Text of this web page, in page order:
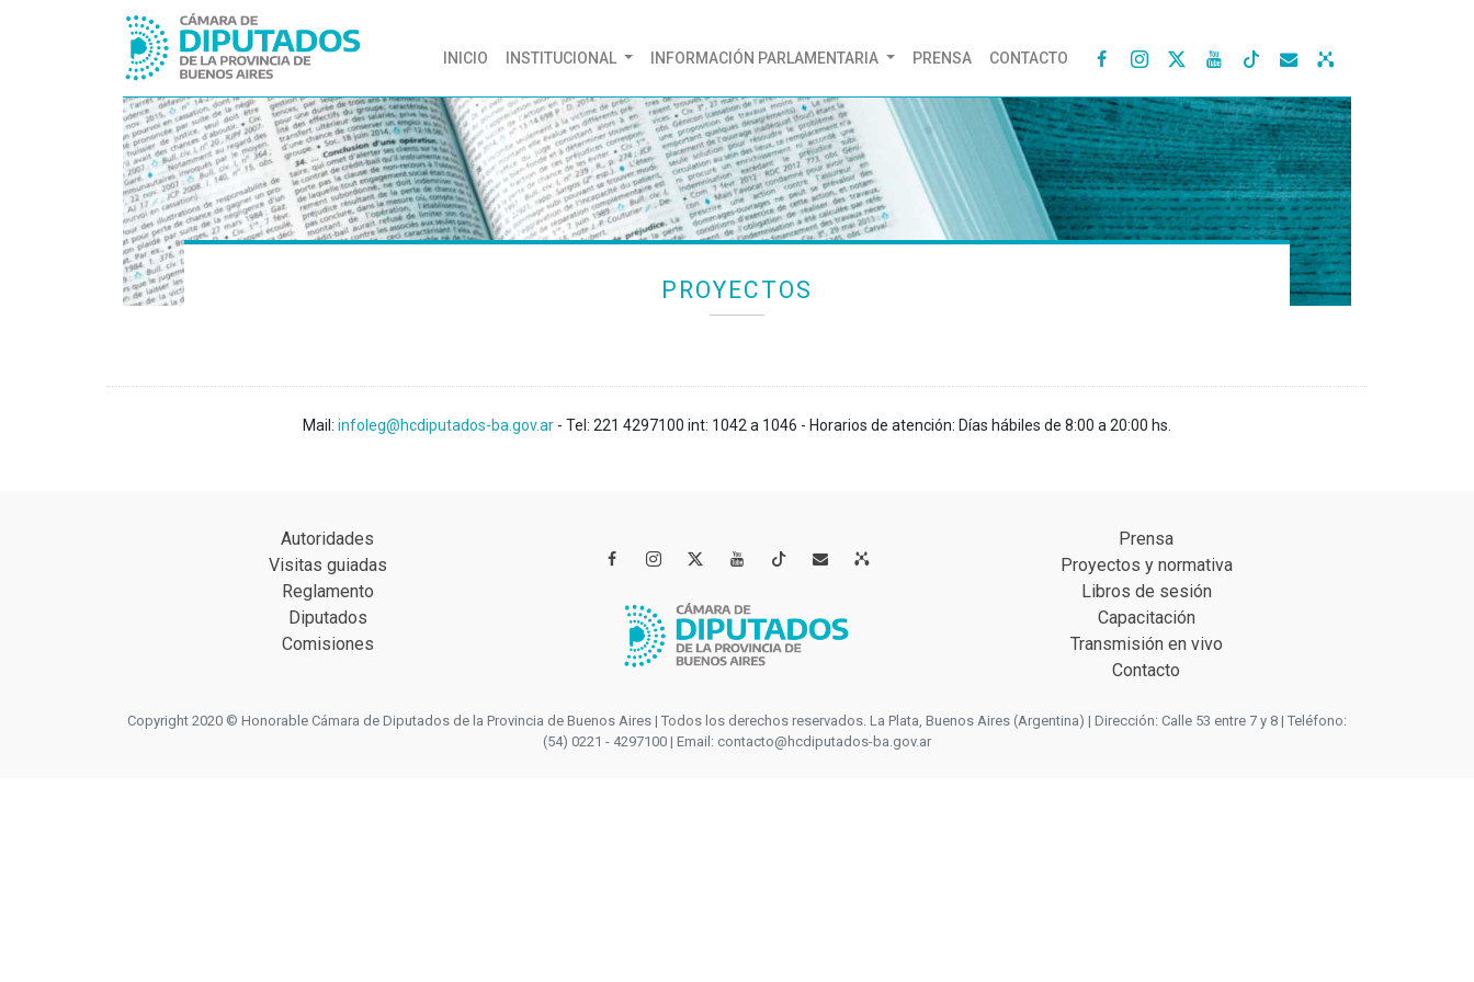
INICIO (CURRENT)
INSTITUCIONAL INFORMACIÓN PARLAMENTARIA PRENSA CONTACTO    
PROYECTOS
Mail: infoleg@hcdiputados-ba.gov.ar - Tel: 221 4297100 int: 1042 a 1046 - Horarios de atención: Días hábiles de 8:00 a 20:00 hs.
Autoridades
Visitas guiadas
Reglamento
Diputados
Comisiones
   
Prensa
Proyectos y normativa
Libros de sesión
Capacitación
Transmisión en vivo
Contacto
Copyright 2020 © Honorable Cámara de Diputados de la Provincia de Buenos Aires | Todos los derechos reservados. La Plata, Buenos Aires (Argentina) | Dirección: Calle 53 entre 7 y 8 | Teléfono:
(54) 0221 - 4297100 | Email: contacto@hcdiputados-ba.gov.ar